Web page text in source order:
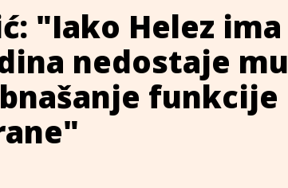
"Iako Helez ima
nedostaje mu
funkcije